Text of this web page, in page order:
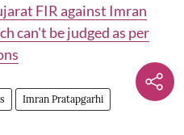
FIR against Imran
can't be judged as per
Imran Pratapgarhi